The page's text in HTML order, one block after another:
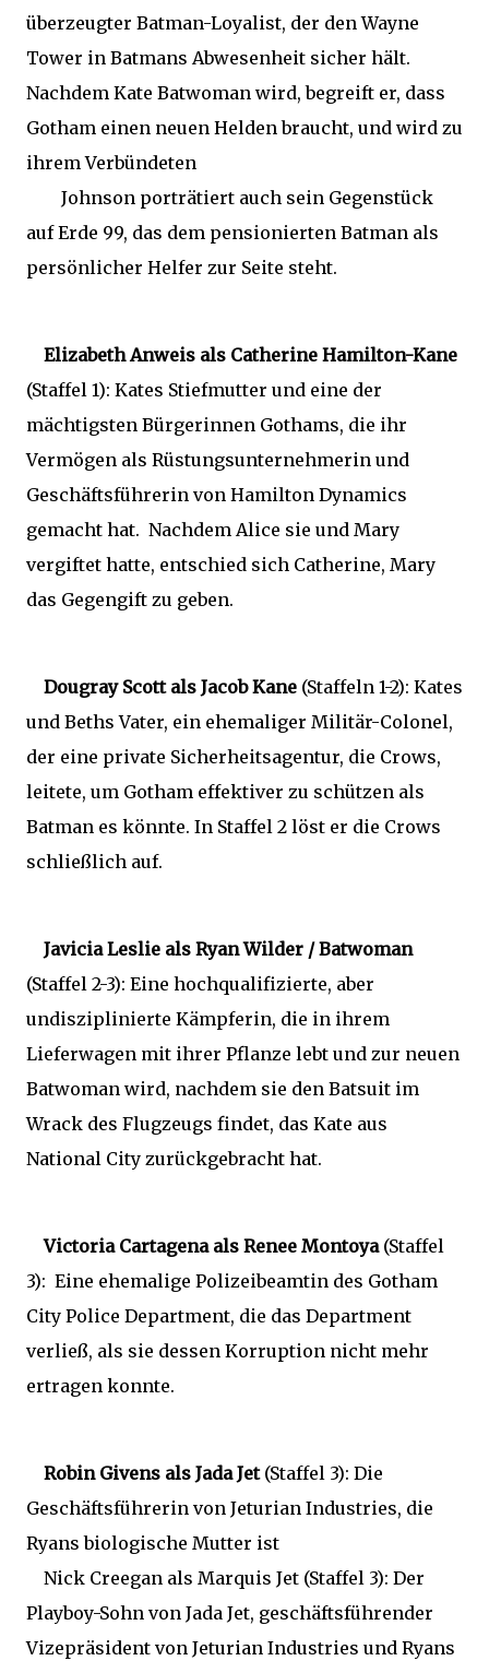
überzeugter Batman-Loyalist, der den Wayne
Tower in Batmans Abwesenheit sicher hält.
Nachdem Kate Batwoman wird, begreift er, dass
Gotham einen neuen Helden braucht, und wird zu
ihrem Verbündeten
Johnson porträtiert auch sein Gegenstück
auf Erde 99, das dem pensionierten Batman als
persönlicher Helfer zur Seite steht.
Elizabeth Anweis als Catherine Hamilton-Kane
(Staffel 1): Kates Stiefmutter und eine der
mächtigsten Bürgerinnen Gothams, die ihr
Vermögen als Rüstungsunternehmerin und
Geschäftsführerin von Hamilton Dynamics
gemacht hat. Nachdem Alice sie und Mary
vergiftet hatte, entschied sich Catherine, Mary
das Gegengift zu geben.
Dougray Scott als Jacob Kane (Staffeln 1-2): Kates
und Beths Vater, ein ehemaliger Militär-Colonel,
der eine private Sicherheitsagentur, die Crows,
leitete, um Gotham effektiver zu schützen als
Batman es könnte. In Staffel 2 löst er die Crows
schließlich auf.
Javicia Leslie als Ryan Wilder / Batwoman
(Staffel 2-3): Eine hochqualifizierte, aber
undisziplinierte Kämpferin, die in ihrem
Lieferwagen mit ihrer Pflanze lebt und zur neuen
Batwoman wird, nachdem sie den Batsuit im
Wrack des Flugzeugs findet, das Kate aus
National City zurückgebracht hat.
Victoria Cartagena als Renee Montoya(Staffel
3): Eine ehemalige Polizeibeamtin des Gotham
City Police Department, die das Department
verließ, als sie dessen Korruption nicht mehr
ertragen konnte.
Robin Givens als Jada Jet(Staffel 3): Die
Geschäftsführerin von Jeturian Industries, die
Ryans biologische Mutter ist
Nick Creegan als Marquis Jet (Staffel 3): Der
Playboy-Sohn von Jada Jet, geschäftsführender
Vizepräsident von Jeturian Industries und Ryans